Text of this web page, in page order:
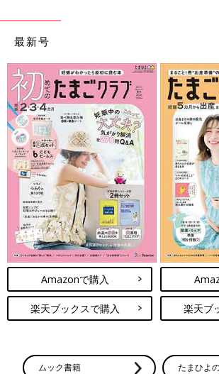
・11:40
やお尻の皮膚感覚が無く、さすってもらって
い気がしたが...心強いので嬉しい!
・12:00
夫入室。引き続き2〜3分間隔。痛みがない時
む。休んでる時、夫も静かにしてくれていて
〜〜ここからは適宜麻酔追加してくれている
た感は無く、皮膚感覚は無くなって最高快適!
んな痛くない!腰が痛い!!の状態だった〜〜
・12:00〜14:00
まだまだ時間はかかるけど、順調だよと言わ
夫に「昼何食べたん？」など雑談。「昨日ラ
ーッフーッフーッ…起きてくれたよねすごい
引き続き、おなかの痛みは無いが、腰だけ痛
の腰痛のひどい版。
る。促進剤で陣痛強めて回るのを期待するし
最新号
Amazonで購入
楽天ブックスで購入 楽天ブ
ムック書籍 たまひよ